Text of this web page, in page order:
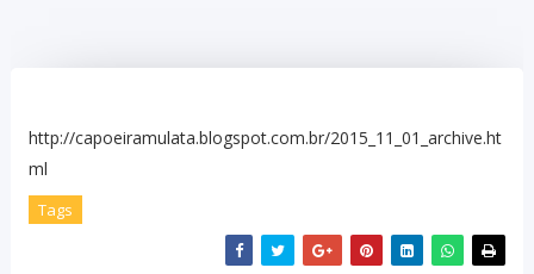
http://capoeiramulata.blogspot.com.br/2015_11_01_archive.ht
ml
Tags